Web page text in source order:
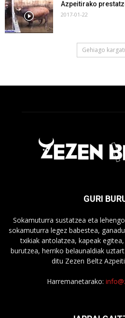
Azpeitirako
2017-01-22
Gehiago
GURI
Sokamuturra sustatzea eta
sokamuturra legez babestea,
txikiak antolatzea, kapeak
burutzea, herriko belaunaldiak
ditu Zezen Beltz
Harremanetarako: